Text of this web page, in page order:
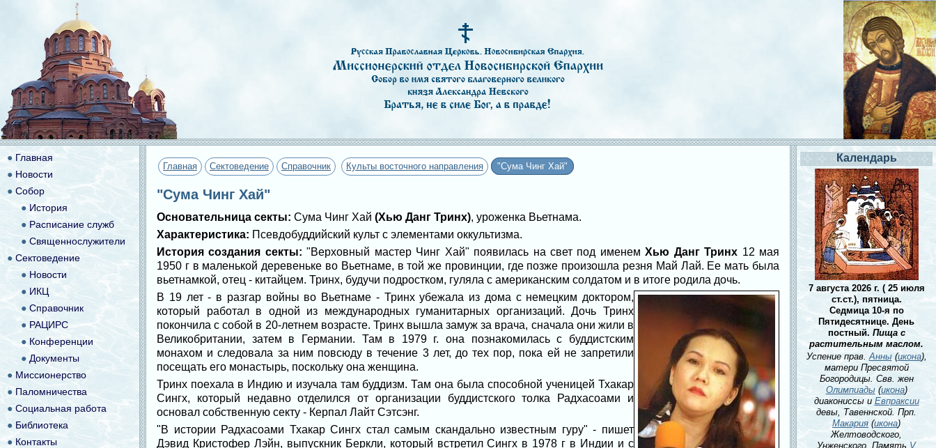
Главная Сектоведение Справочник Культы восточного направления "Сума Чинг Хай"
"Сума Чинг Хай"
Основательница секты: Сума Чинг Хай (Хью Данг Тринх), уроженка Вьетнама.
Характеристика: Псевдобуддийский культ с элементами оккультизма.
История создания секты: "Верховный мастер Чинг Хай" появилась на свет под именемХью Данг Тринх 12 мая
1950 г в маленькой деревеньке во Вьетнаме, в той же провинции, где позже произошла резня Май Лай. Ее мать была
вьетнамкой, отец - китайцем. Тринх, будучи подростком, гуляла с американским солдатом и в итоге родила дочь.
В 19 лет - в разгар войны во Вьетнаме - Тринх убежала из дома с немецким доктором,
который работал в одной из международных гуманитарных организаций. Дочь Тринх
покончила с собой в 20-летнем возрасте. Тринх вышла замуж за врача, сначала они жили в
Великобритании, затем в Германии. Там в 1979 г. она познакомилась с буддистским
монахом и следовала за ним повсюду в течение 3 лет, до тех пор, пока ей не запретили
посещать его монастырь, поскольку она женщина.
Тринх поехала в Индию и изучала там буддизм. Там она была способной ученицей Тхакар
Сингх, который недавно отделился от организации буддистского толка Радхасоами и
основал собственную секту - Керпал Лайт Сэтсэнг.
"В истории Радхасоами Тхакар Сингх стал самым скандально известным гуру" - пишет
Дэвид Кристофер Лэйн, выпускник Беркли, который встретил Сингх в 1978 г в Индии и с
● Главная
● Новости
● Собор
● История
● Расписание служб
● Священнослужители
● Сектоведение
● Новости
●ИКЦ
● Справочник
● РАЦИРС
● Конференции
● Документы
●Миссионерство
● Паломничества
●Социальная работа
● Библиотека
● Контакты
Календарь
7 августа 2026 г. ( 25 июля
ст.ст.), пятница.
Седмица 10-я по
Пятидесятнице. День
постный. Пища с
растительным маслом.
Успение прав.Анны(икона),
матери Пресвятой
Богородицы. Свв. жен
Олимпиады(икона)
диакониссы и Евпраксии
девы, Тавеннской. Прп.
Макария (икона)
Желтоводского,
Унженского. Память V